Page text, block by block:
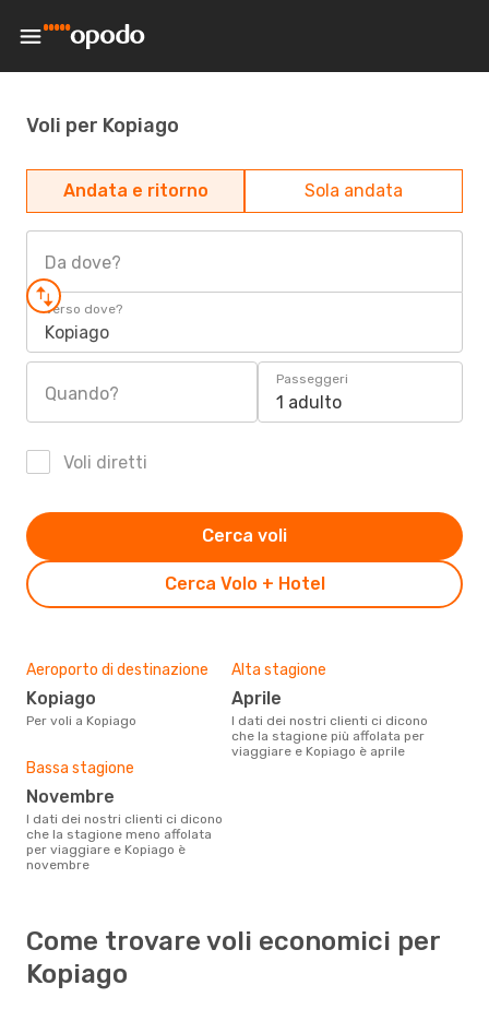
Voli per Kopiago
Andata e ritorno Sola andata
Da dove?
Verso dove?
Kopiago
Quando?
Passeggeri
1 adulto
Voli diretti
Cerca Volo + Hotel
Cerca voli
Aeroporto di destinazione
Kopiago
Per voli a Kopiago
Alta stagione
aprile
I dati dei nostri clienti ci dicono
che la stagione più affolata per
viaggiare e Kopiago è aprile
Bassa stagione
novembre
I dati dei nostri clienti ci dicono
che la stagione meno affolata
per viaggiare e Kopiago è
novembre
Come trovare voli economici per
Kopiago